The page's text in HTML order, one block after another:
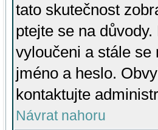
tato skutečnost
ptejte se na
vyloučeni a stále se
jméno a heslo.
kontaktujte
Návrat nahoru